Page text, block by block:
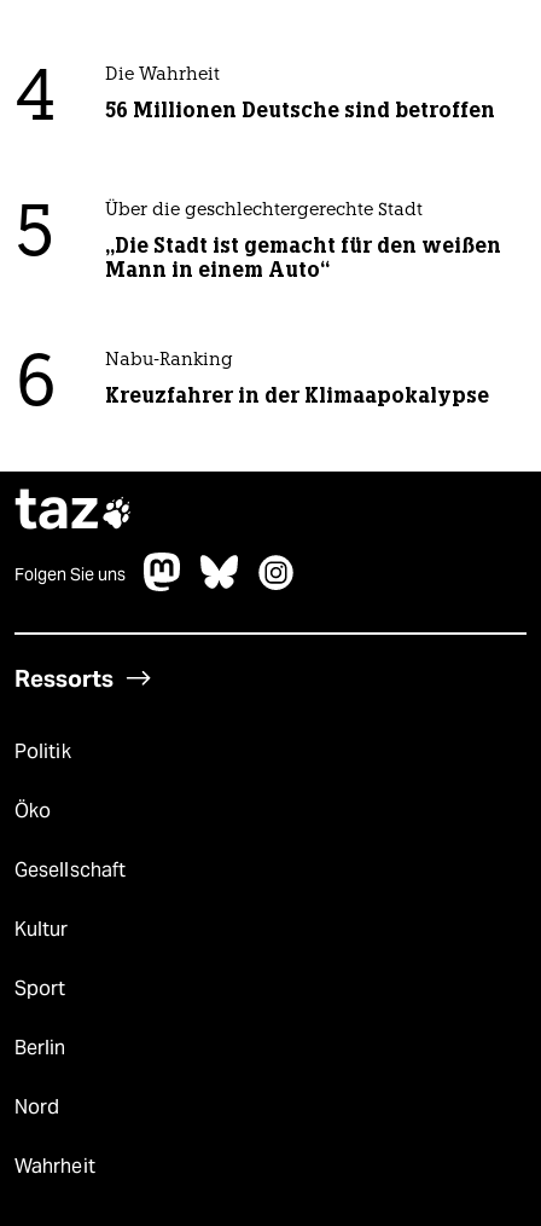
4 Die Wahrheit
56 Millionen Deutsche sind betroffen
5 Über die geschlechtergerechte Stadt
„Die Stadt ist gemacht für den weißen
Mann in einem Auto“
6 Nabu-Ranking
Kreuzfahrer in der Klimaapokalypse
taz
Folgen Sie uns
Ressorts
Politik
Öko
Gesellschaft
Kultur
Sport
Berlin
Nord
Wahrheit